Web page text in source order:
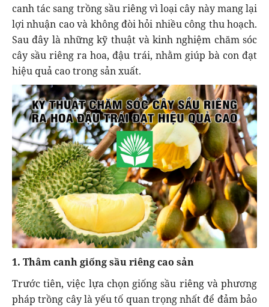
canh tác sang trồng sầu riêng vì loại cây này mang lại
lợi nhuận cao và không đòi hỏi nhiều công thu hoạch.
Sau đây là những kỹ thuật và kinh nghiệm chăm sóc
cây sầu riêng ra hoa, đậu trái, nhằm giúp bà con đạt
hiệu quả cao trong sản xuất.
1. Thâm canh giống sầu riêng cao sản
Trước tiên, việc lựa chọn giống sầu riêng và phương
pháp trồng cây là yếu tố quan trọng nhất để đảm bảo